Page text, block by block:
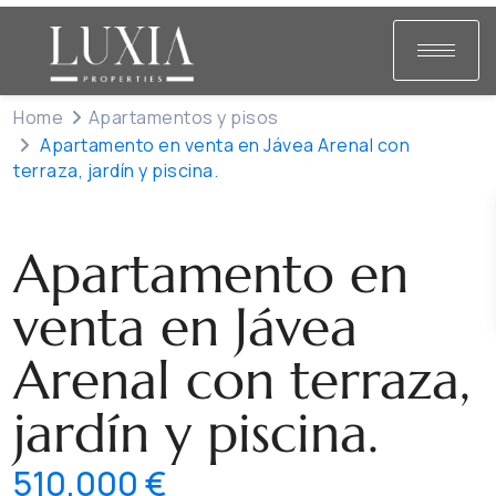
Home
Apartamentos y pisos
Apartamento en venta en Jávea Arenal con
terraza, jardín y piscina.
Apartamento en
venta en Jávea
Arenal con terraza,
jardín y piscina.
510,000 €